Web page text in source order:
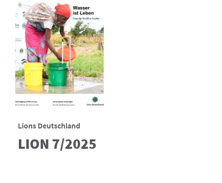
Lions Deutschland
LION 7/2025